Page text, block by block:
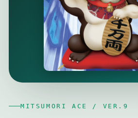
MITSUMORI ACE / VER.9